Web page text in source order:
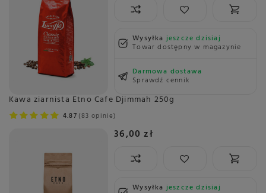
Wysyłkajeszcze dzisiaj
Towar dostępny w magazynie
Darmowa dostawa
Sprawdź cennik
Kawa ziarnista Etno Cafe Djimmah 250g
4.87 83 opinie
36,00 zł
Wysyłkajeszcze dzisiaj